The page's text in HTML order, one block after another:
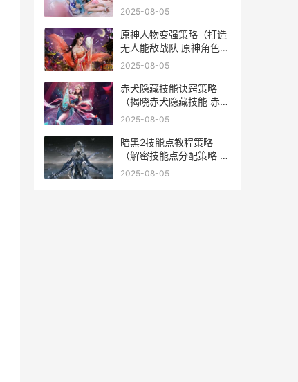
2025-08-05
原神人物变强策略（打造
无人能敌战队 原神角色强
度调整
2025-08-05
赤犬隐藏技能诀窍策略
（揭晓赤犬隐藏技能 赤犬
技能招式合集
2025-08-05
暗黑2技能点教程策略
（解密技能点分配策略 暗
黑2每个技能点最多加多
2025-08-05